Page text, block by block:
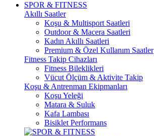
SPOR & FITNESS
Akıllı Saatler
Koşu & Multisport Saatleri
Outdoor & Macera Saatleri
Kadın Akıllı Saatleri
Premium & Özel Kullanım Saatler
Fitness Takip Cihazları
Fitness Bileklikleri
Vücut Ölçüm & Aktivite Takip
Koşu & Antrenman Ekipmanları
Koşu Yeleği
Matara & Suluk
Kafa Lambası
Bisiklet Performans